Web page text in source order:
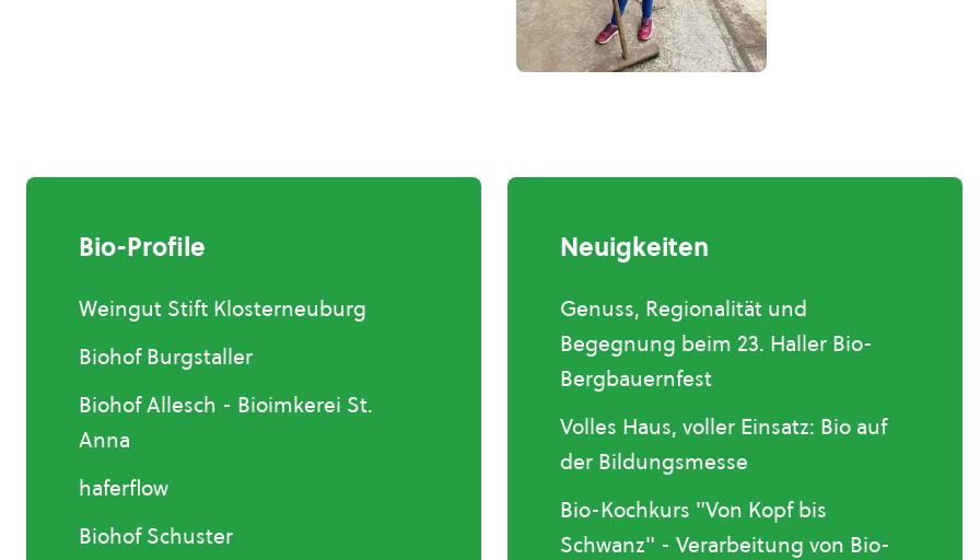
Bio-Profile
Weingut Stift Klosterneuburg
Biohof Burgstaller
Biohof Allesch - Bioimkerei St.
Anna
haferflow
Biohof Schuster
Neuigkeiten
Genuss, Regionalität und
Begegnung beim 23. Haller Bio-
Bergbauernfest
Volles Haus, voller Einsatz: Bio auf
der Bildungsmesse
Bio-Kochkurs "Von Kopf bis
Schwanz" - Verarbeitung von Bio-